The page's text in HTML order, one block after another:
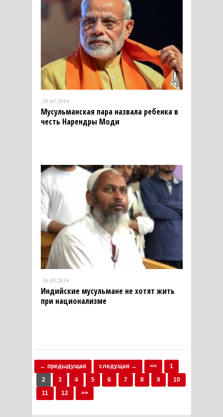
29.05.2019
Мусульманская пара назвала ребенка в
честь Нарендры Моди
16.05.2019
Индийские мусульмане не хотят жить
при национализме
← предыдущая следущая → <<
1
2
3 4 5 6 7 8 9
10
11
12 >>